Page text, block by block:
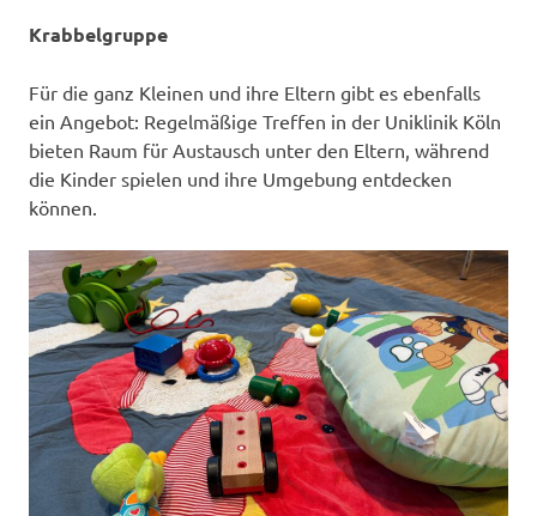
Krabbelgruppe
Für die ganz Kleinen und ihre Eltern gibt es ebenfalls
ein Angebot: Regelmäßige Treffen in der Uniklinik Köln
bieten Raum für Austausch unter den Eltern, während
die Kinder spielen und ihre Umgebung entdecken
können.